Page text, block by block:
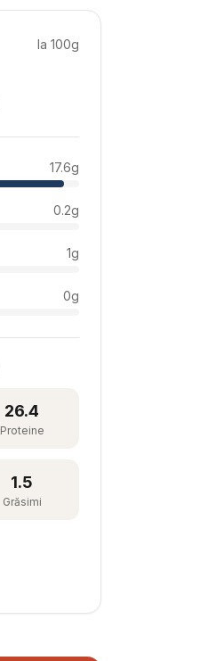
la 100g
17.6g
0.2g
1g
0g
26.4
Proteine
1.5
Grăsimi